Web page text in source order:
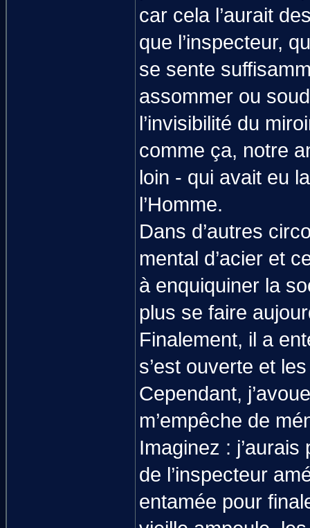
car cela l’aurait
que l’inspecteur,
se sente
assommer ou
l’invisibilité du
comme ça, notre
loin - qui avait eu
l’Homme.
Dans d’autres
mental d’acier et
à enquiquiner la
plus se faire
Finalement, il a
s’est ouverte et
Cependant,
m’empêche de
Imaginez :
de l’inspecteur
entamée pour